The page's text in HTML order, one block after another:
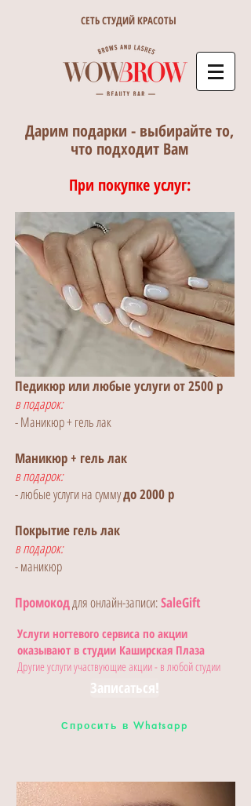
СЕТЬ СТУДИЙ КРАСОТЫ
Дарим подарки - выбирайте то,
что подходит Вам
При покупке услуг:
Педикюр или любые услуги от 2500 р
в подарок:
- Маникюр + гель лак
Маникюр + гель лак
в подарок:
- любые услуги на суммудо 2000 р
Покрытие гель лак
в подарок:
- маникюр
Промокоддля онлайн-записи:SaleGift
Услуги ногтевого сервиса по акции
оказывают в студии Каширская Плаза
Другие услуги участвующие акции - в любой студии
Записаться!
Спросить в Whatsapp